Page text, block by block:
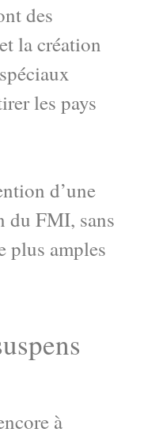
des
la création
les pays
d’une
du FMI, sans
plus amples
à